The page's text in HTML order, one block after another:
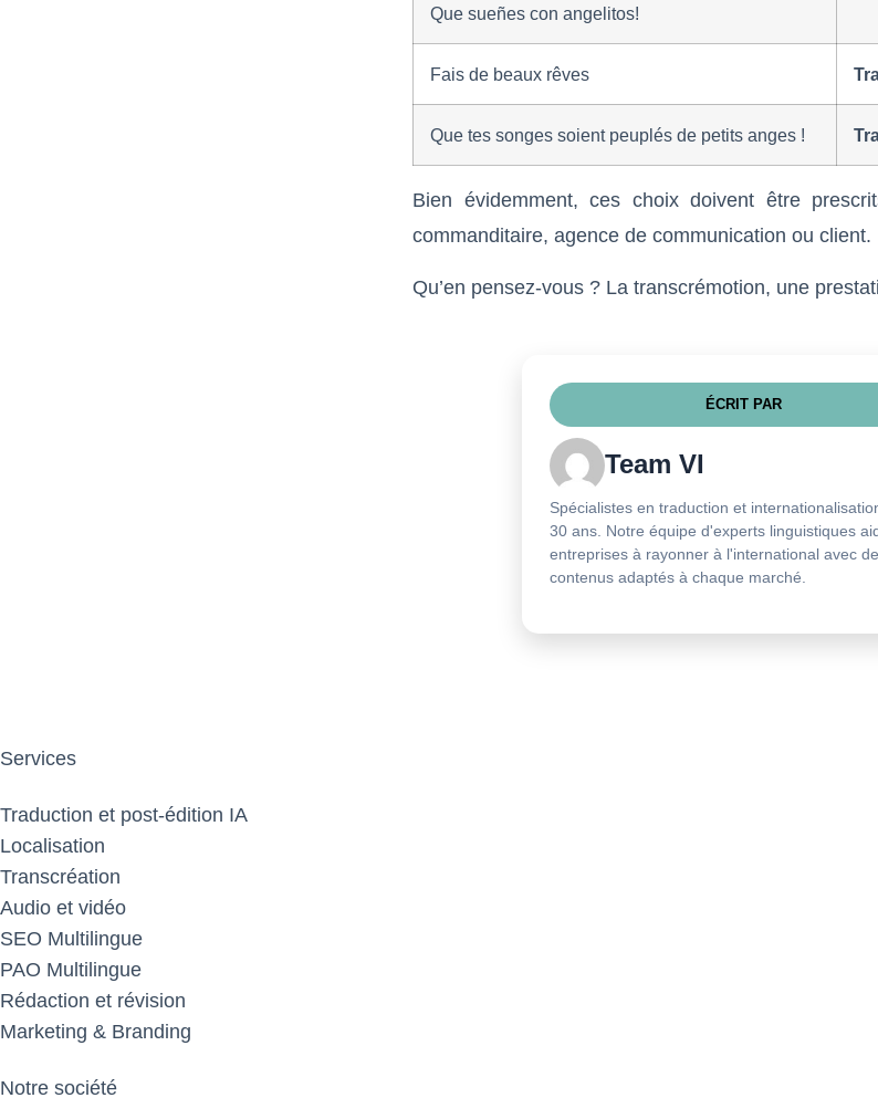
Que sueñes con angelitos!
Fais de beaux rêves
Que tes songes soient peuplés de petits anges !
Bien évidemment, ces choix doivent être
commanditaire, agence de communication ou client.
Qu’en pensez-vous ? La transcrémotion, une
ÉCRIT PAR
Team VI
Spécialistes en traduction et
30 ans. Notre équipe d'experts linguistiques
entreprises à rayonner à l'international avec
contenus adaptés à chaque marché.
Services
Traduction et post-édition IA
Localisation
Transcréation
Audio et vidéo
SEO Multilingue
PAO Multilingue
Rédaction et révision
Marketing & Branding
Notre société